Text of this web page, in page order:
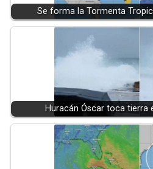
Se forma la Tormenta
Huracán Óscar toca tierra